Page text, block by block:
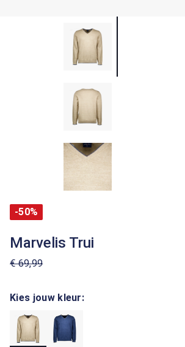
-50%
Marvelis Trui
€ 69,99
Kies jouw kleur: